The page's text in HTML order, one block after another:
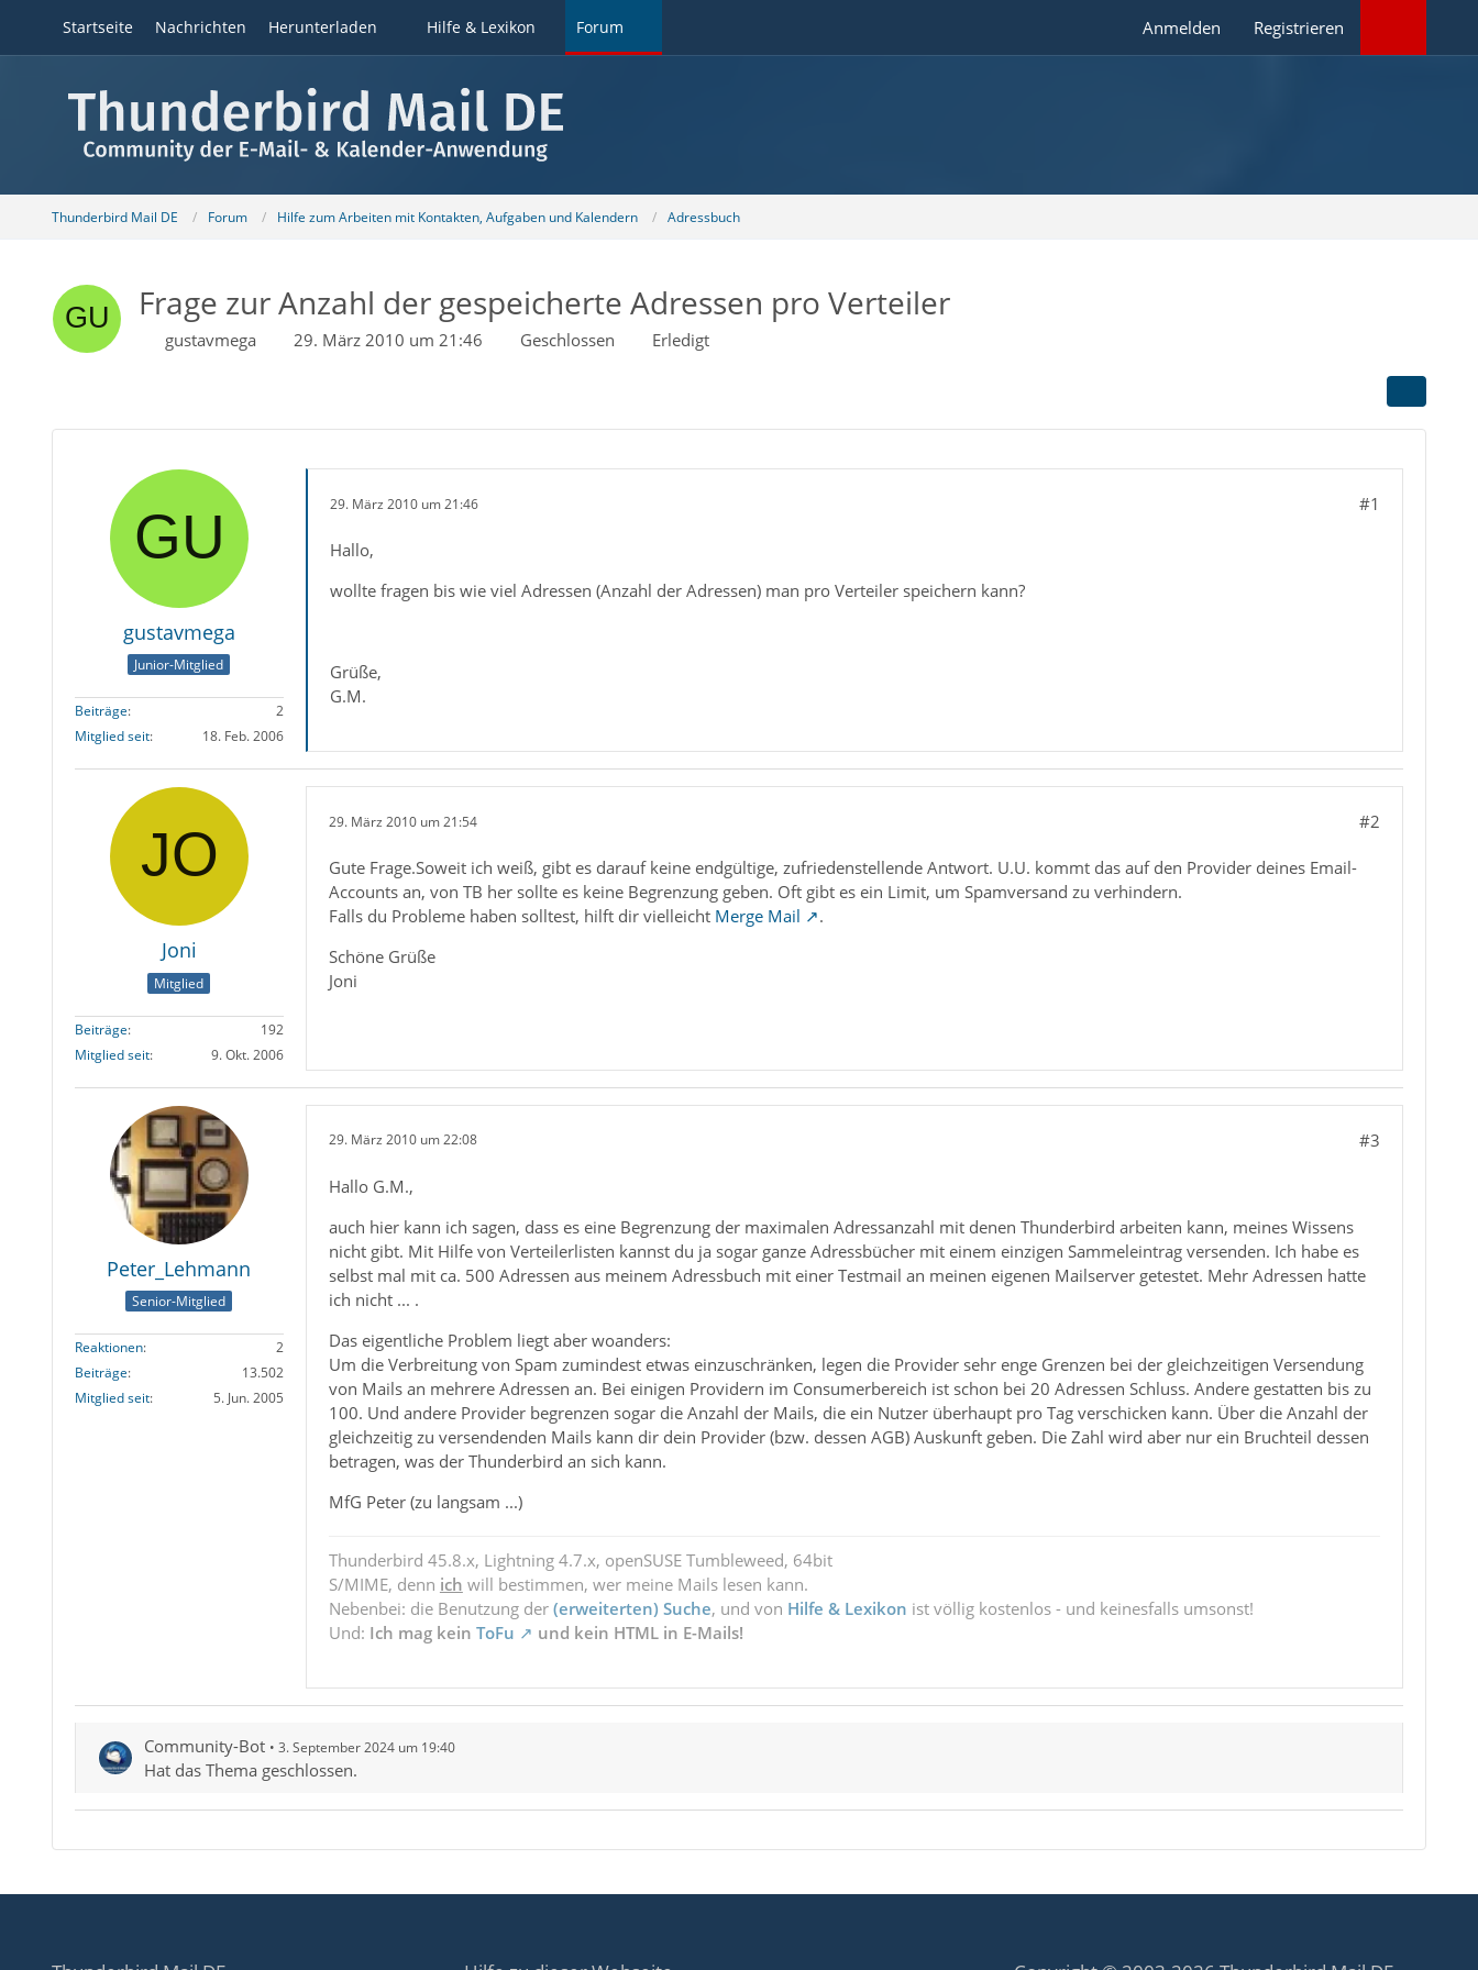
Startseite Nachrichten Herunterladen Hilfe & Lexikon Forum Anmelden Registrieren
Thunderbird Mail DE Forum Hilfe zum Arbeiten mit Kontakten, Aufgaben und Kalendern Adressbuch
Frage zur Anzahl der gespeicherte Adressen pro Verteiler
gustavmega 29. März 2010 um 21:46 Geschlossen Erledigt
gustavmega
Junior-Mitglied
Beiträge
2
Mitglied seit
18. Feb. 2006
29. März 2010 um 21:46 #1
Hallo,
wollte fragen bis wie viel Adressen (Anzahl der Adressen) man pro Verteiler speichern kann?
Grüße,
G.M.
Joni
Mitglied
Beiträge
192
Mitglied seit
9. Okt. 2006
29. März 2010 um 21:54 #2
Gute Frage.Soweit ich weiß, gibt es darauf keine endgültige, zufriedenstellende Antwort. U.U. kommt das auf den Provider deines Email-
Accounts an, von TB her sollte es keine Begrenzung geben. Oft gibt es ein Limit, um Spamversand zu verhindern.
Falls du Probleme haben solltest, hilft dir vielleicht Merge Mail
.
Schöne Grüße
Joni
Peter_Lehmann
Senior-Mitglied
Reaktionen
2
Beiträge
13.502
Mitglied seit
5. Jun. 2005
29. März 2010 um 22:08 #3
Hallo G.M.,
auch hier kann ich sagen, dass es eine Begrenzung der maximalen Adressanzahl mit denen Thunderbird arbeiten kann, meines Wissens
nicht gibt. Mit Hilfe von Verteilerlisten kannst du ja sogar ganze Adressbücher mit einem einzigen Sammeleintrag versenden. Ich habe es
selbst mal mit ca. 500 Adressen aus meinem Adressbuch mit einer Testmail an meinen eigenen Mailserver getestet. Mehr Adressen hatte
ich nicht ... .
Das eigentliche Problem liegt aber woanders:
Um die Verbreitung von Spam zumindest etwas einzuschränken, legen die Provider sehr enge Grenzen bei der gleichzeitigen Versendung
von Mails an mehrere Adressen an. Bei einigen Providern im Consumerbereich ist schon bei 20 Adressen Schluss. Andere gestatten bis zu
100. Und andere Provider begrenzen sogar die Anzahl der Mails, die ein Nutzer überhaupt pro Tag verschicken kann. Über die Anzahl der
gleichzeitig zu versendenden Mails kann dir dein Provider (bzw. dessen AGB) Auskunft geben. Die Zahl wird aber nur ein Bruchteil dessen
betragen, was der Thunderbird an sich kann.
MfG Peter (zu langsam ...)
Thunderbird 45.8.x, Lightning 4.7.x, openSUSE Tumbleweed, 64bit
S/MIME, denn ich will bestimmen, wer meine Mails lesen kann.
Nebenbei: die Benutzung der (erweiterten) Suche, und von Hilfe & Lexikon ist völlig kostenlos - und keinesfalls umsonst!
Und: Ich mag kein ToFu und kein HTML in E-Mails!
Community-Bot 3. September 2024 um 19:40
Hat das Thema geschlossen.